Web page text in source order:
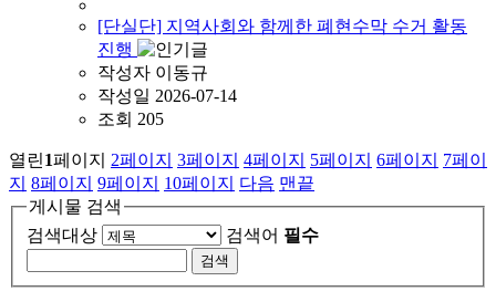
[단실단] 지역사회와 함께한 폐현수막 수거 활동
진행
작성자 이동규
작성일 2026-07-14
조회 205
열린1페이지 2페이지 3페이지 4페이지 5페이지 6페이지 7페이
지 8페이지 9페이지 10페이지 다음 맨끝
게시물 검색
검색대상
검색어 필수